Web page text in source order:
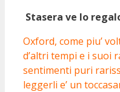
Stasera ve lo
Oxford, come piu’
d’altri tempi e i suoi
sentimenti puri
leggerli e’ un